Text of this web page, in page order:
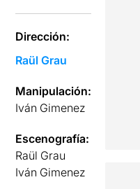
Dirección:
Raül Grau
Manipulación:
Iván Gimenez
Escenografía:
Raül Grau
Iván Gimenez